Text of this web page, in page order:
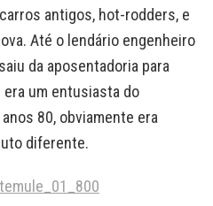
antigos, hot-rodders, e
Até o lendário engenheiro
da aposentadoria para
um entusiasta do
80, obviamente era
diferente.